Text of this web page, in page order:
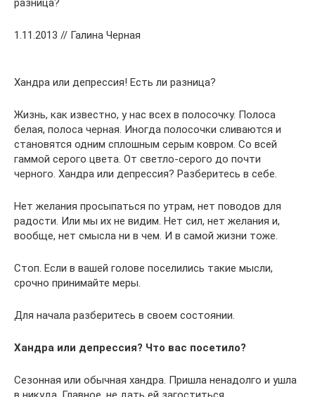
разница?
1.11.2013 // Галина Черная
Хандра или депрессия! Есть ли разница?
Жизнь, как известно, у нас всех в полосочку. Полоса
белая, полоса черная. Иногда полосочки сливаются и
становятся одним сплошным серым ковром. Со всей
гаммой серого цвета. От светло-серого до почти
черного. Хандра или депрессия? Разберитесь в себе.
Нет желания просыпаться по утрам, нет поводов для
радости. Или мы их не видим. Нет сил, нет желания и,
вообще, нет смысла ни в чем. И в самой жизни тоже.
Стоп. Если в вашей голове поселились такие мысли,
срочно принимайте меры.
Для начала разберитесь в своем состоянии.
Хандра или депрессия? Что вас посетило?
Сезонная или обычная хандра. Пришла ненадолго и ушла